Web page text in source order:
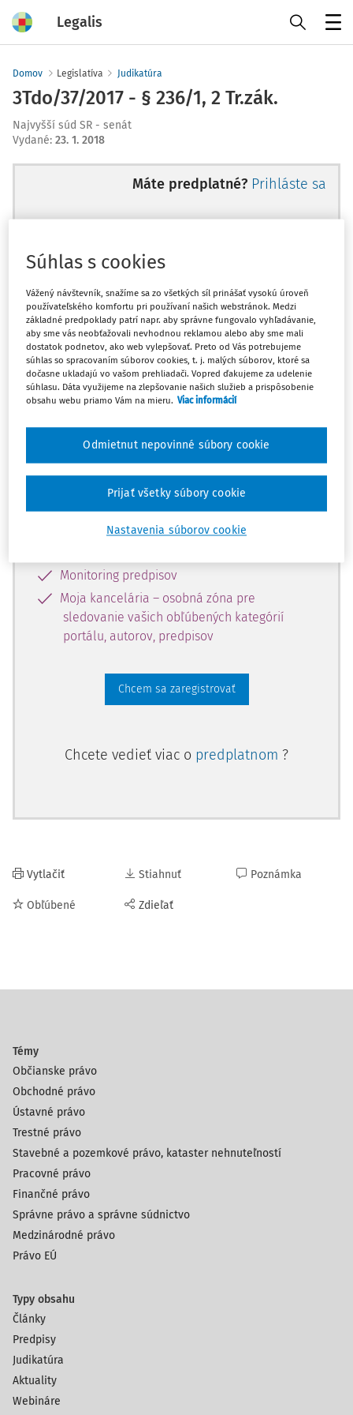
Legalis
Domov Legislatíva Judikatúra
3Tdo/37/2017 - § 236/1, 2 Tr.zák.
Najvyšší súd SR - senát
Vydané: 23. 1. 2018
Máte predplatné? Prihláste sa
Ups, zatiaľ ste si prečítali len
začiatok...
Celý odborný obsah z tejto oblasti je
dostupný predplatiteľom portálu.
obsahu a získajte prístup na 10 dní
zdarma, stačí sa len zaregistrovať.
Vďaka registrácii získate prístup aj k
vybranému obsahu:
Monitoring predpisov
Moja kancelária – osobná zóna pre
sledovanie vašich obľúbených kategórií
portálu, autorov, predpisov
Chcem sa zaregistrovať
Chcete vedieť viac o predplatnom ?
Vytlačiť
Obľúbené
Stiahnuť
Zdieľať
Poznámka
Témy
Občianske právo
Obchodné právo
Ústavné právo
Trestné právo
Stavebné a pozemkové právo, kataster nehnuteľností
Pracovné právo
Finančné právo
Správne právo a správne súdnictvo
Medzinárodné právo
Právo EÚ
Typy obsahu
Články
Predpisy
Judikatúra
Aktuality
Webináre
Súhlas s cookies
Vážený návštevník, snažíme sa zo všetkých síl prinášať vysokú úroveň
používateľského komfortu pri používaní našich webstránok. Medzi
základné predpoklady patrí napr. aby správne fungovalo vyhľadávanie,
aby sme vás neobťažovali nevhodnou reklamou alebo aby sme mali
dostatok podnetov, ako web vylepšovať. Preto od Vás potrebujeme
súhlas so spracovaním súborov cookies, t. j. malých súborov, ktoré sa
dočasne ukladajú vo vašom prehliadači. Vopred ďakujeme za udelenie
súhlasu. Dáta využijeme na zlepšovanie našich služieb a prispôsobenie
obsahu webu priamo Vám na mieru. Viac informácií
Nastavenia súborov cookie
Odmietnut nepovinné súbory cookie
Prijať všetky súbory cookie